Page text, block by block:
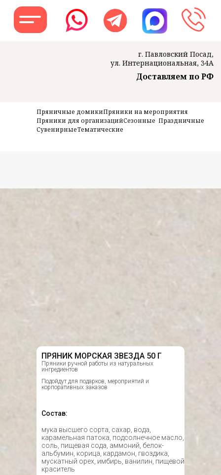
Заказать
Доставляем по РФ
Пряничные домикиПряники на мероприятия
Пряники для организацийСезонные Праздничные
СувенирныеТематические
ПРЯНИК МОРСКАЯ ЗВЕЗДА 50 Г
Пряники ручной работы из натуральных
ингредиентов
Подойдут для подарков, мероприятий и
корпоративных заказов
мука высшего сорта, сахар, вода,
карамельная патока, подсолнечное масло,
соль, пищевая сода, аммоний, белок-
альбумин, корица, кардамон, гвоздика,
мускатный орех, имбирь, ванилин, пищевой
краситель
Состав: